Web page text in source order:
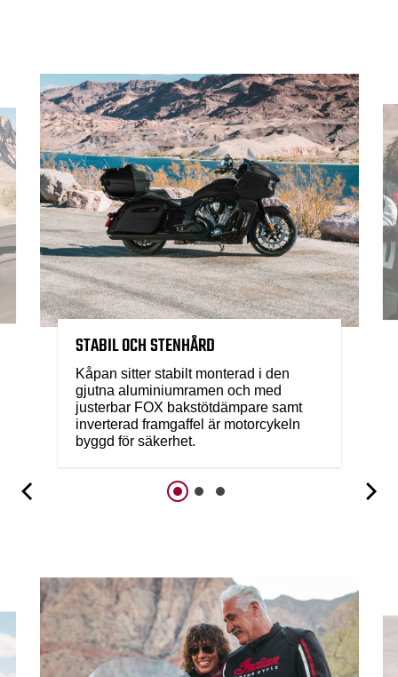
STABIL OCH STENHÅRD
Kåpan sitter stabilt monterad i den
gjutna aluminiumramen och med
justerbar FOX bakstötdämpare samt
inverterad framgaffel är motorcykeln
byggd för säkerhet.